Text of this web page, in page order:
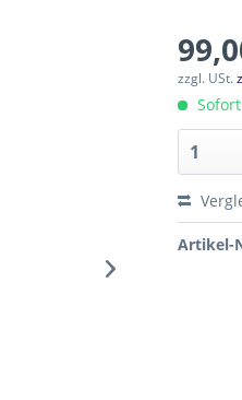
zzgl. USt.
Artikel-